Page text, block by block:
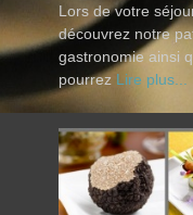
Lors de votre
découvrez notre
gastronomie ainsi
pourrez Lire plus...